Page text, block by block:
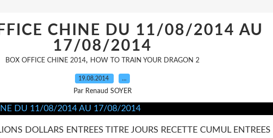
CHINE DU 11/08/2014 AU
17/08/2014
BOX OFFICE CHINE 2014, HOW TO TRAIN YOUR DRAGON 2
19.08.2014 …
Par Renaud SOYER
DOLLARS ENTREES TITRE JOURS RECETTE CUMUL ENTREES